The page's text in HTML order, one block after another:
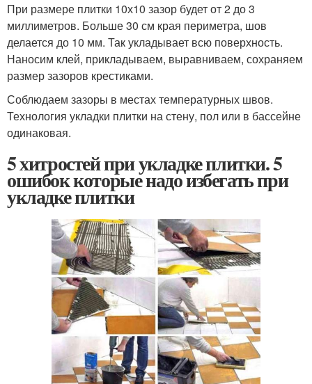
При размере плитки 10х10 зазор будет от 2 до 3
миллиметров. Больше 30 см края периметра, шов
делается до 10 мм. Так укладывает всю поверхность.
Наносим клей, прикладываем, выравниваем, сохраняем
размер зазоров крестиками.
Соблюдаем зазоры в местах температурных швов.
Технология укладки плитки на стену, пол или в бассейне
одинаковая.
5 хитростей при укладке плитки. 5
ошибок которые надо избегать при
укладке плитки